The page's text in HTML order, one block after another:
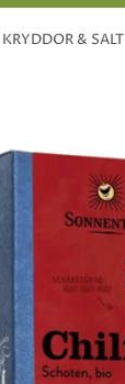
KRYDDOR & SALT